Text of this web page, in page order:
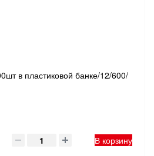
МАТЕРИАЛЫ
в пластиковой банке/12/600/
В корзину